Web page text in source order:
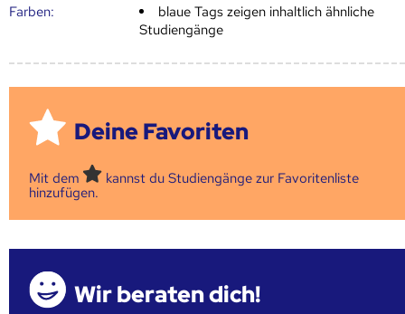
Farben:
blaue Tags zeigen inhaltlich ähnliche
Studiengänge
Deine Favoriten
Mit dem
kannst du Studiengänge zur Favoritenliste
hinzufügen.
Wir beraten dich!